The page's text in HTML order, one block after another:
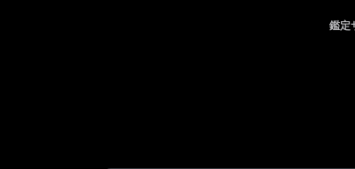
| LegitApp｜ブランド品の鑑定における、頼れる
鑑定